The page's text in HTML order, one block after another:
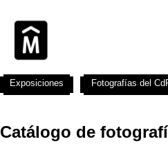
Catálogo de
Exposiciones Fotografías del